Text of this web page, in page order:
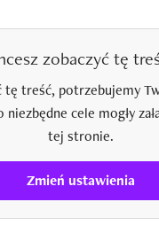
zobaczyć tę
tę treść, potrzebujemy
cele mogły
tej stronie.
Zmień ustawienia